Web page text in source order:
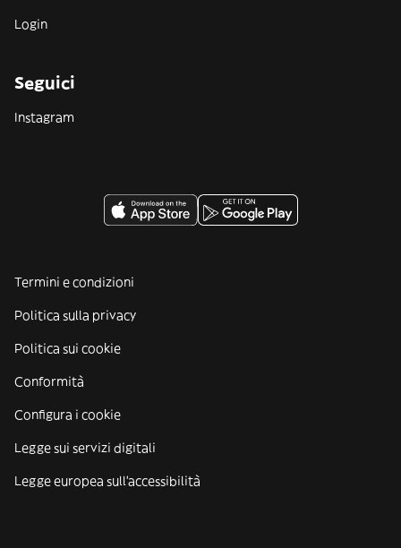
Login
Seguici
Instagram
Termini e condizioni
Politica sulla privacy
Politica sui cookie
Conformità
Configura i cookie
Legge sui servizi digitali
Legge europea sull'accessibilità